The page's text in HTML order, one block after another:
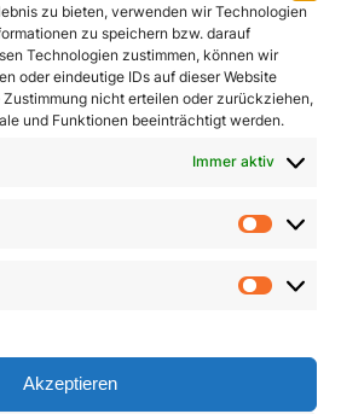
zu bieten, verwenden wir Technologien
zu speichern bzw. darauf
Technologien zustimmen, können wir
oder eindeutige IDs auf dieser Website
Zustimmung nicht erteilen oder zurückziehen,
und Funktionen beeinträchtigt werden.
Immer aktiv
Akzeptieren
Ablass-Gebetsbildchen
(Motiv D: Maria
Vesperbild)